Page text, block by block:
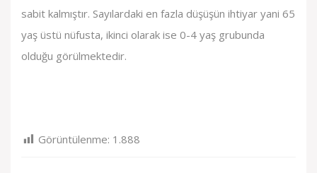
sabit kalmıştır. Sayılardaki en fazla düşüşün ihtiyar yani 65
yaş üstü nüfusta, ikinci olarak ise 0-4 yaş grubunda
olduğu görülmektedir.
Görüntülenme: 1.888